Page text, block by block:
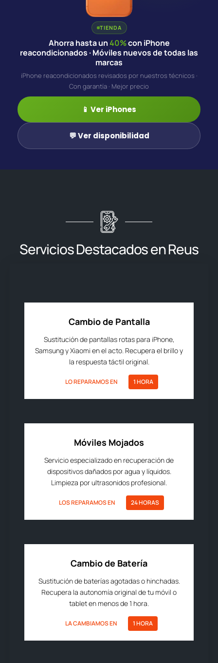
TIENDA
Ahorra hasta un40%con iPhone
reacondicionados · Móviles nuevos de todas las
marcas
iPhone reacondicionados revisados por nuestros técnicos ·
Con garantía · Mejor precio
📱 Ver iPhones
💬 Ver disponibilidad
Servicios Destacados en Reus
Cambio de Pantalla
Sustitución de pantallas rotas para iPhone,
Samsung y Xiaomi en el acto. Recupera el brillo y
la respuesta táctil original.
LO REPARAMOS EN 1 HORA
Móviles Mojados
Servicio especializado en recuperación de
dispositivos dañados por agua y líquidos.
Limpieza por ultrasonidos profesional.
LOS REPARAMOS EN 24 HORAS
Cambio de Batería
Sustitución de baterías agotadas o hinchadas.
Recupera la autonomía original de tu móvil o
tablet en menos de 1 hora.
LA CAMBIAMOS EN 1 HORA